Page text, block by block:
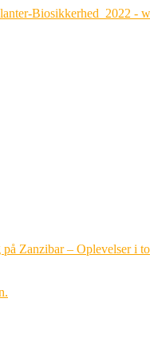
Zanzibar – Oplevelser i